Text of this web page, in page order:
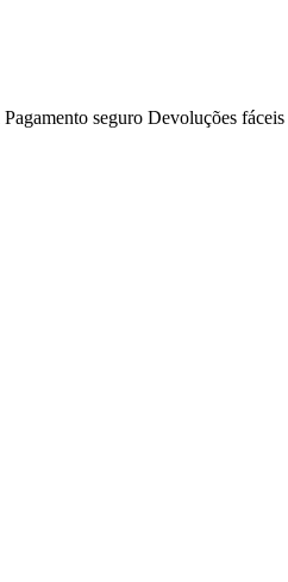
Pagamento seguro Devoluções fáceis